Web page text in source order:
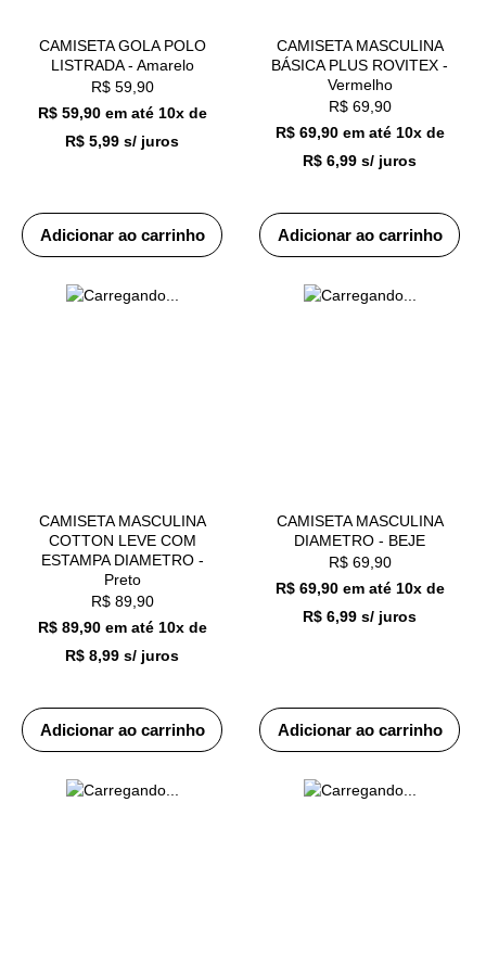
CAMISETA GOLA POLO
LISTRADA - Amarelo
R$ 59,90
R$ 59,90 em até10x de
R$ 5,99 s/ juros
Adicionar ao carrinho
CAMISETA MASCULINA
BÁSICA PLUS ROVITEX -
Vermelho
R$ 69,90
R$ 69,90 em até10x de
R$ 6,99 s/ juros
Adicionar ao carrinho
CAMISETA MASCULINA
COTTON LEVE COM
ESTAMPA DIAMETRO -
Preto
R$ 89,90
R$ 89,90 em até10x de
R$ 8,99 s/ juros
Adicionar ao carrinho
CAMISETA MASCULINA
DIAMETRO - BEJE
R$ 69,90
R$ 69,90 em até10x de
R$ 6,99 s/ juros
Adicionar ao carrinho